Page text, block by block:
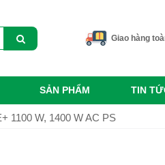
Giao hàng
SẢN PHẨM TIN
1100 W, 1400 W AC PS